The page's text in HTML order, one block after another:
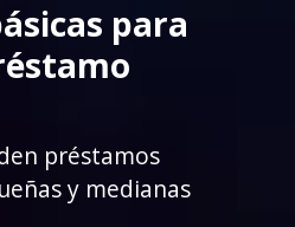
para
préstamos
y medianas